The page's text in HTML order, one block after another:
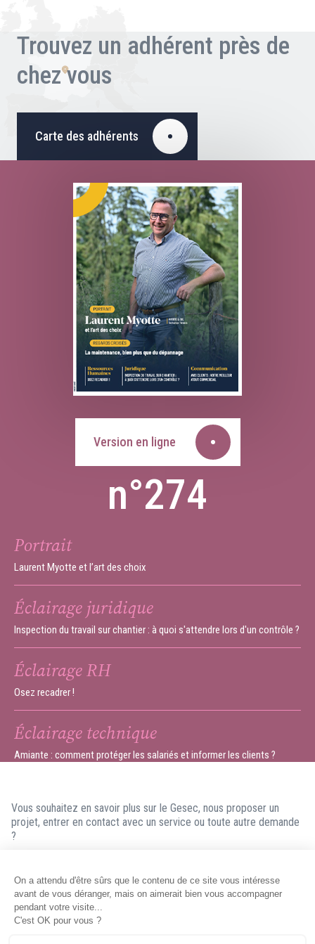
Trouvez un adhérent près de
chez vous
Carte des adhérents
Version en ligne
n°274
Portrait
Laurent Myotte et l’art des choix
Éclairage juridique
Inspection du travail sur chantier : à quoi s'attendre lors d'un contrôle ?
Éclairage RH
Osez recadrer !
Éclairage technique
Amiante : comment protéger les salariés et informer les clients ?
Vous souhaitez en savoir plus sur le Gesec, nous proposer un
projet, entrer en contact avec un service ou toute autre demande
?
répondre dans les meilleurs délais.